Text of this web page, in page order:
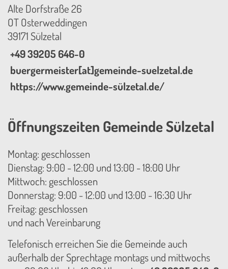
Alte Dorfstraße 26
OT Osterweddingen
39171 Sülzetal
+49 39205 646-0
buergermeister[at]gemeinde-suelzetal.de
https://www.gemeinde-sülzetal.de/
Öffnungszeiten Gemeinde Sülzetal
Montag: geschlossen
Dienstag: 9:00 - 12:00 und 13:00 - 18:00 Uhr
Mittwoch: geschlossen
Donnerstag: 9:00 - 12:00 und 13:00 - 16:30 Uhr
Freitag: geschlossen
und nach Vereinbarung
Telefonisch erreichen Sie die Gemeinde auch
außerhalb der Sprechtage montags und mittwochs